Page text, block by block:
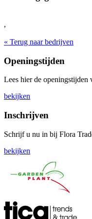
,
« Terug naar bedrijven
Openingstijden
Lees hier de openingstijden
bekijken
Inschrijven
Schrijf u nu in bij Flora
bekijken